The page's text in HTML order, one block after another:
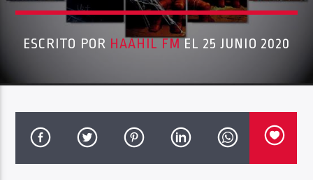
ESCRITO POR HAAHIL FM EL 25 JUNIO 2020